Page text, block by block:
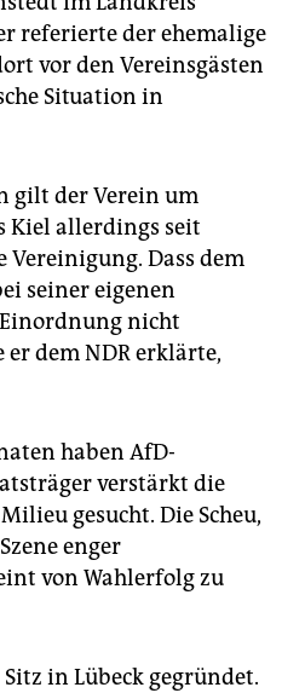
referierte der ehemalige
vor den Vereinsgästen
Situation in
gilt der Verein um
Kiel allerdings seit
Vereinigung. Dass dem
seiner eigenen
nicht
dem NDR erklärte,
haben AfD-
verstärkt die
gesucht. Die Scheu,
enger
von Wahlerfolg zu
in Lübeck gegründet.